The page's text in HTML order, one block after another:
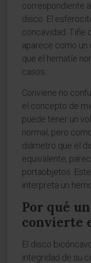
correspondiente
disco. El
concavidad. Tiñe
aparece como un
que el hematíe
casos.
Conviene no
el concepto de
puede tener un
normal, pero
diámetro que el
equivalente,
portaobjetos.
interpreta un
Por qué
convierte
El disco
integridad de su